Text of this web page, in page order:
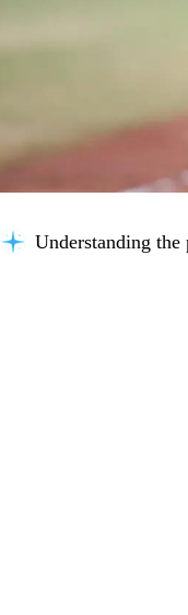
Understanding the